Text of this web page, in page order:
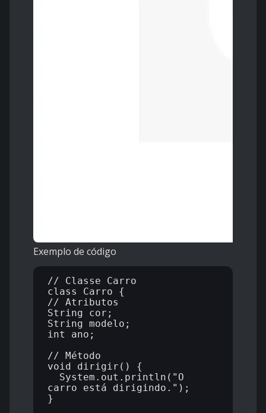
Exemplo de código
// Classe Carro
class Carro {
// Atributos
String cor;
String modelo;
int ano;
// Método
void dirigir() {
System.out.println("O
carro está dirigindo.");
}